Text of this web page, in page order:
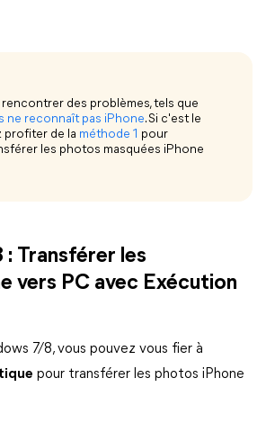
des problèmes, tels que
ne reconnaît pas iPhone. Si c'est le
profiter de la méthode 1 pour
les photos masquées iPhone
Transférer les
vers PC avec Exécution
7/8, vous pouvez vous fier à
pour transférer les photos iPhone